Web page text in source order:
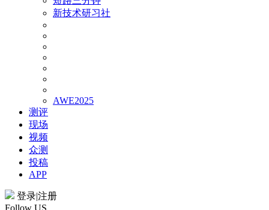
新技术研习社
AWE2025
测评
现场
视频
众测
投稿
APP
登录|注册